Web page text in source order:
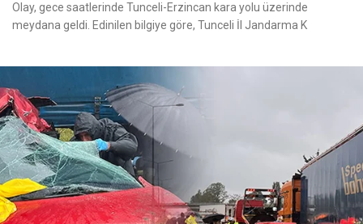
Olay, gece saatlerinde Tunceli-Erzincan kara yolu üzerinde
meydana geldi. Edinilen bilgiye göre, Tunceli İl Jandarma K